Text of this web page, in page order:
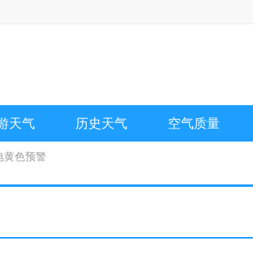
天气 历史天气 空气质量
黄色预警